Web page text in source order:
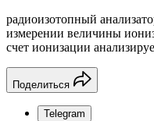
радиоизотопный
измерении величины
счет ионизации
Поделиться
Telegram